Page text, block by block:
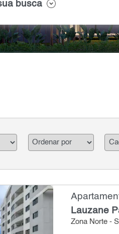
busca
Lauzane
Zona Norte -